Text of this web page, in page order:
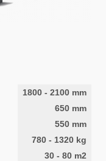
1800 - 2100 mm
650 mm
550 mm
780 - 1320 kg
30 - 80 m2